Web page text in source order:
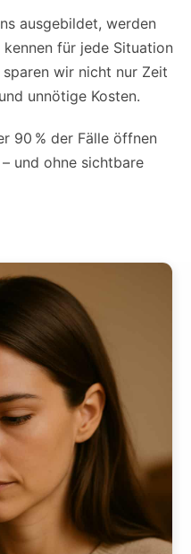
ausgebildet, werden
für jede Situation
wir nicht nur Zeit
unnötige Kosten.
90 % der Fälle öffnen
und ohne sichtbare